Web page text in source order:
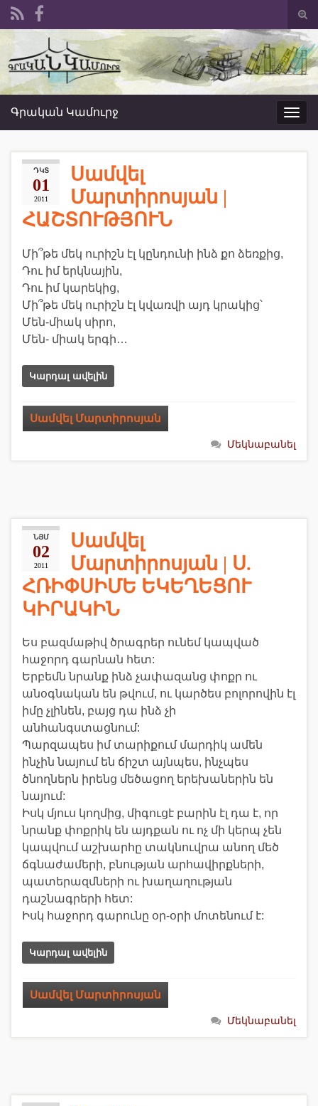
form
Search for:
Գրական Կամուրջ
ԴԿՏ
01
2011
Սամվել
Մարտիրոսյան |
ՀԱՇՏՈՒԹՅՈՒՆ
Մի՞թե մեկ ուրիշն էլ կընդունի ինձ քո ձեռքից,
Դու իմ երկնային,
Դու իմ կարեկից,
Մի՞թե մեկ ուրիշն էլ կվառվի այդ կրակից՝
Մեն-միակ սիրո,
Մեն- միակ երգի…
Կարդալ ավելին
Սամվել Մարտիրոսյան
Մեկնաբանել
ՆՅՄ
02
2011
Սամվել
Մարտիրոսյան | Ս.
ՀՌԻՓՍԻՄԵ ԵԿԵՂԵՑՈՒ
ԿԻՐԱԿԻՆ
Ես բազմաթիվ ծրագրեր ունեմ կապված
հաջորդ գարնան հետ:
Երբեմն նրանք ինձ չափազանց փոքր ու
անօգնական են թվում, ու կարծես բոլորովին էլ
իմը չլինեն, բայց դա ինձ չի
անհանգստացնում:
Պարզապես իմ տարիքում մարդիկ ամեն
ինչին նայում են ճիշտ այնպես, ինչպես
ծնողներն իրենց մեծացող երեխաներին են
նայում:
Իսկ մյուս կողմից, միգուցէ բարին էլ դա է, որ
նրանք փոքրիկ են այդքան ու ոչ մի կերպ չեն
կապվում աշխարհը տակնուվրա անող մեծ
ճգնաժամերի, բնության արհավիրքների,
պատերազմների ու խաղաղության
դաշնագրերի հետ:
Իսկ հաջորդ գարունը օր-օրի մոտենում է:
Կարդալ ավելին
Սամվել Մարտիրոսյան
Մեկնաբանել